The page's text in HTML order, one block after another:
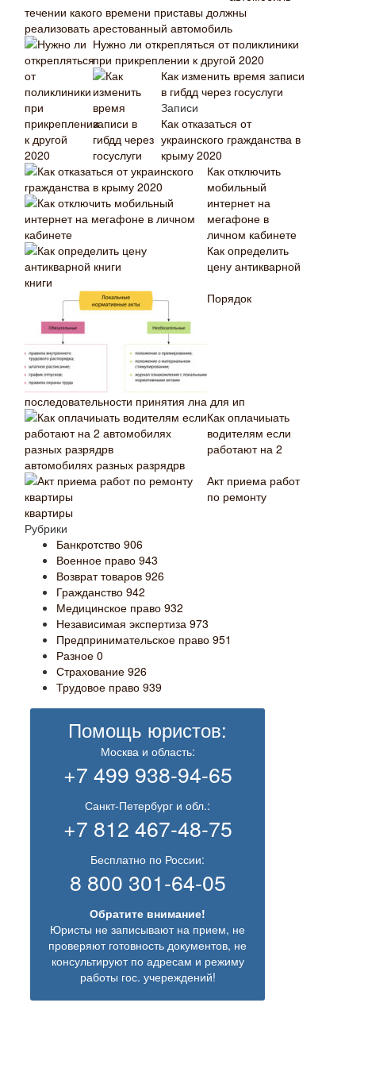
течении какого времени приставы должны
реализовать арестованный автомобиль
Нужно ли открепляться от поликлиники
при прикреплении к другой 2020
Как изменить время записи
в гибдд через госуслуги
Записи
Как отказаться от
украинского гражданства в
крыму 2020
Как отключить
мобильный
интернет на
мегафоне в
личном кабинете
Как определить
цену антикварной
книги
Порядок
последовательности принятия лна для ип
Как оплачиыать
водителям если
работают на 2
автомобилях разных разрядрв
Акт приема работ
по ремонту
квартиры
Рубрики
Банкротство 906
Военное право 943
Возврат товаров 926
Гражданство 942
Медицинское право 932
Независимая экспертиза 973
Предпринимательское право 951
Разное 0
Страхование 926
Трудовое право 939
Помощь юристов:
Москва и область:
+7 499 938-94-65
Санкт-Петербург и обл.:
+7 812 467-48-75
Бесплатно по России:
8 800 301-64-05
Обратите внимание!
Юристы не записывают на прием, не
проверяют готовность документов, не
консультируют по адресам и режиму
работы гос. учереждений!